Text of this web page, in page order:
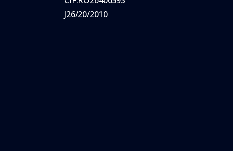
J26/20/2010